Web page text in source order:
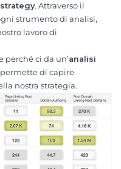
strategy. Attraverso il
strumento di analisi,
lavoro di
ci da un’analisi
di capire
nostra strategia.